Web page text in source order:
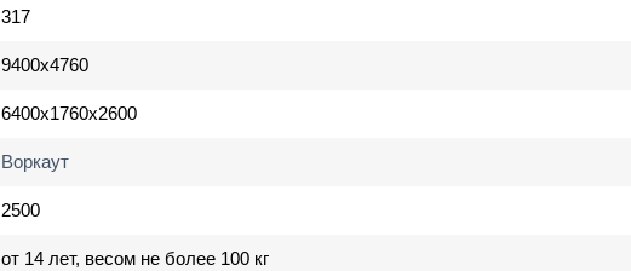
Воркаут
2500
от 14 лет, весом не более 100 кг
317
9400х4760
6400х1760х2600